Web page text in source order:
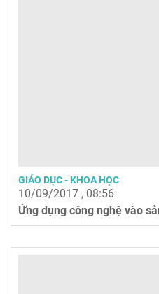
GIÁO DỤC - KHOA HỌC
10/09/2017 , 08:56
Ứng dụng công nghệ vào